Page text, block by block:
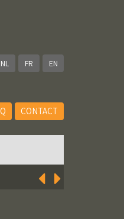
NL FR EN
CONTACT